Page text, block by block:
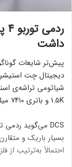
داشت
دیجیتال چت
1.5K و باتری ۷۴۱۰ میلی‌آمپرساعتی خواهد داشت.
بسیار باریک و
احتمالاً به‌ترتیب